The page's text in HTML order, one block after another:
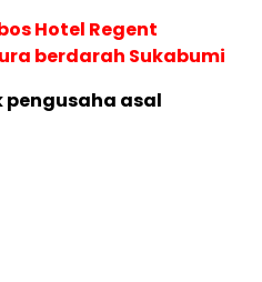
Hotel Regent
berdarah Sukabumi
pengusaha asal